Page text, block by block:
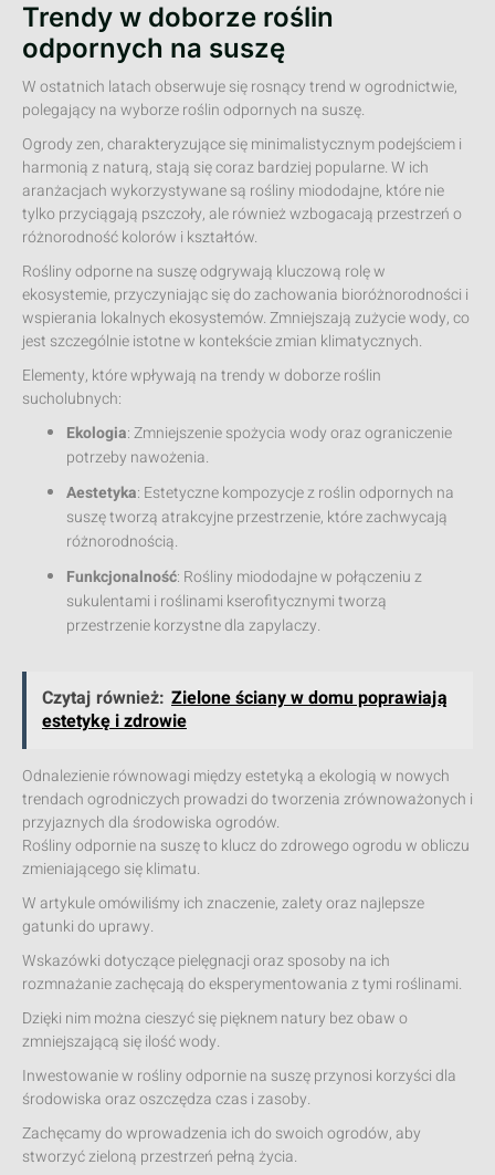
Trendy w doborze roślin
odpornych na suszę
W ostatnich latach obserwuje się rosnący trend w ogrodnictwie,
polegający na wyborze roślin odpornych na suszę.
Ogrody zen, charakteryzujące się minimalistycznym podejściem i
harmonią z naturą, stają się coraz bardziej popularne. W ich
aranżacjach wykorzystywane są rośliny miododajne, które nie
tylko przyciągają pszczoły, ale również wzbogacają przestrzeń o
różnorodność kolorów i kształtów.
Rośliny odporne na suszę odgrywają kluczową rolę w
ekosystemie, przyczyniając się do zachowania bioróżnorodności i
wspierania lokalnych ekosystemów. Zmniejszają zużycie wody, co
jest szczególnie istotne w kontekście zmian klimatycznych.
Elementy, które wpływają na trendy w doborze roślin
sucholubnych:
Ekologia: Zmniejszenie spożycia wody oraz ograniczenie
potrzeby nawożenia.
Aestetyka: Estetyczne kompozycje z roślin odpornych na
suszę tworzą atrakcyjne przestrzenie, które zachwycają
różnorodnością.
Funkcjonalność: Rośliny miododajne w połączeniu z
sukulentami i roślinami kserofitycznymi tworzą
przestrzenie korzystne dla zapylaczy.
Czytaj również: Zielone ściany w domu poprawiają
estetykę i zdrowie
Odnalezienie równowagi między estetyką a ekologią w nowych
trendach ogrodniczych prowadzi do tworzenia zrównoważonych i
przyjaznych dla środowiska ogrodów.
Rośliny odpornie na suszę to klucz do zdrowego ogrodu w obliczu
zmieniającego się klimatu.
W artykule omówiliśmy ich znaczenie, zalety oraz najlepsze
gatunki do uprawy.
Wskazówki dotyczące pielęgnacji oraz sposoby na ich
rozmnażanie zachęcają do eksperymentowania z tymi roślinami.
Dzięki nim można cieszyć się pięknem natury bez obaw o
zmniejszającą się ilość wody.
Inwestowanie w rośliny odpornie na suszę przynosi korzyści dla
środowiska oraz oszczędza czas i zasoby.
Zachęcamy do wprowadzenia ich do swoich ogrodów, aby
stworzyć zieloną przestrzeń pełną życia.